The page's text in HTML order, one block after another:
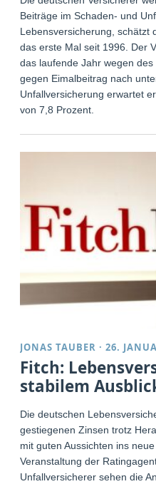
Beiträge im Schaden- und
Lebensversicherung, schätzt
das erste Mal seit 1996. Der
das laufende Jahr wegen
gegen Eimalbeitrag nach
Unfallversicherung erwartet
von 7,8 Prozent.
JONAS TAUBER ·26.
Fitch:
stabilem
Die deutschen
gestiegenen Zinsen trotz
mit guten Aussichten ins
Veranstaltung der
Unfallversicherer sehen die